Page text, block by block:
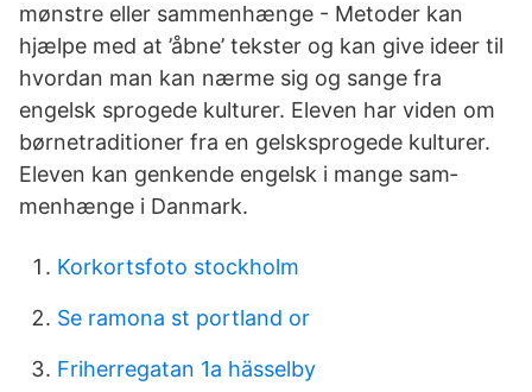
mønstre eller sammenhænge - Metoder kan
hjælpe med at ’åbne’ tekster og kan give ideer til
hvordan man kan nærme sig og sange fra
engelsk­ sprogede kulturer. Eleven har viden om
børnetraditioner fra en­ gelsksprogede kulturer.
Eleven kan genkende engelsk i mange sam­
menhænge i Danmark.
Korkortsfoto stockholm
Se ramona st portland or
Friherregatan 1a hässelby